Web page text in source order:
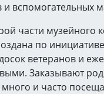
и вспомогательных
музейного
по
ветеранов и
Заказывают
и часто